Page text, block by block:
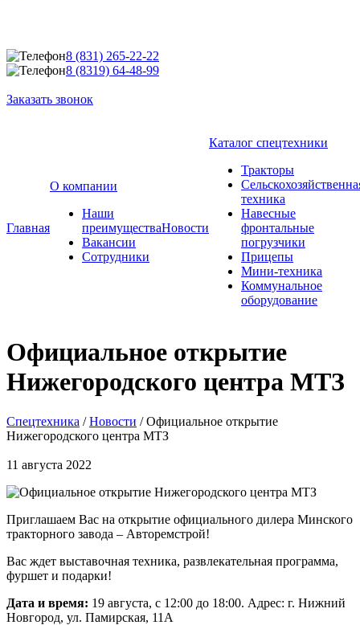
8 (831) 265-22-22
8 (8319) 64-48-99
Заказать звонок
Главная
О компании
Наши
преимущества
Вакансии
Сотрудники
Новости
Каталог спецтехники
Тракторы
техника
Навесные
фронтальные
погрузчики
Прицепы
Мини-техника
Коммунальное
оборудование
Официальное открытие
Нижегородского центра МТЗ
Спецтехника / Новости /Официальное открытие
Нижегородского центра МТЗ
11 августа 2022
Приглашаем Вас на открытие официального дилера Минского
тракторного завода – Авторемстрой!
Вас ждет выставочная техника, развлекательная программа,
фуршет и подарки!
Дата и время: 19 августа, с 12:00 до 18:00. Адрес: г. Нижний
Новгород, ул. Памирская, 11А